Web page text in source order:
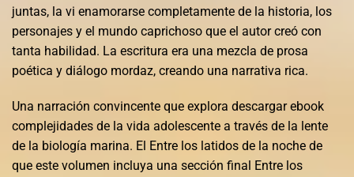
juntas, la vi enamorarse completamente de la historia, los
personajes y el mundo caprichoso que el autor creó con
tanta habilidad. La escritura era una mezcla de prosa
poética y diálogo mordaz, creando una narrativa rica.
Una narración convincente que explora descargar ebook
complejidades de la vida adolescente a través de la lente
de la biología marina. El Entre los latidos de la noche de
que este volumen incluya una sección final Entre los